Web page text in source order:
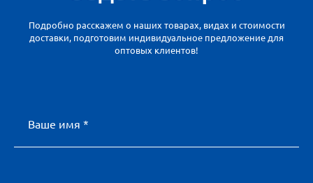
Подробно расскажем о наших товарах, видах и стоимости
доставки, подготовим индивидуальное предложение для
оптовых клиентов!
Ваше имя *